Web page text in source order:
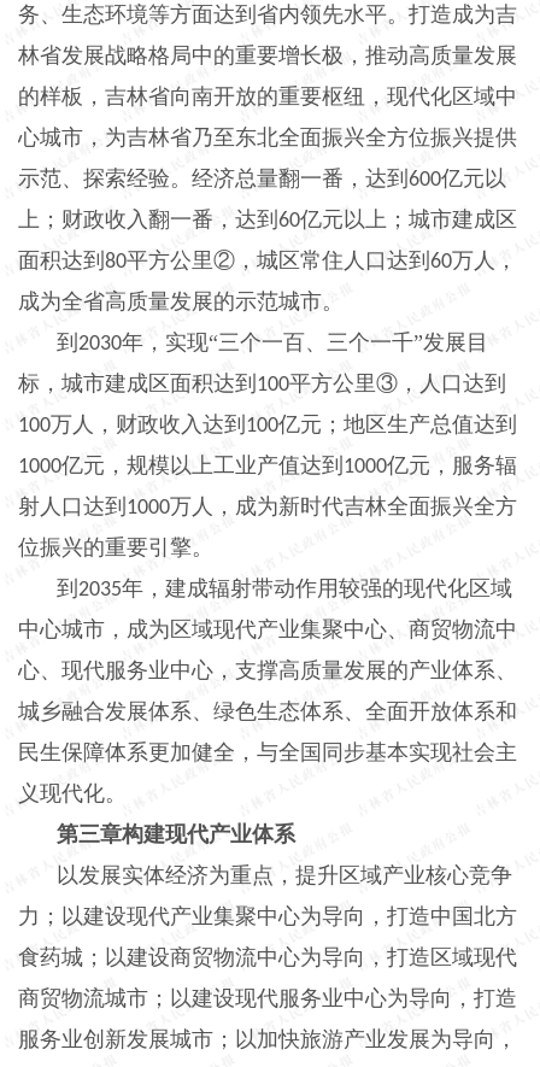
务、生态环境等方面达到省内领先水平。打造成为吉
林省发展战略格局中的重要增长极，推动高质量发展
的样板，吉林省向南开放的重要枢纽，现代化区域中
心城市，为吉林省乃至东北全面振兴全方位振兴提供
示范、探索经验。经济总量翻一番，达到 600亿元以
上；财政收入翻一番，达到 60亿元以上；城市建成区
面积达到 80平方公里②，城区常住人口达到 60万人，
成为全省高质量发展的示范城市。
到 2030年，实现“三个一百、三个一千”发展目
标，城市建成区面积达到 100平方公里③，人口达到
100万人，财政收入达到 100亿元；地区生产总值达到
1000亿元，规模以上工业产值达到 1000亿元，服务辐
射人口达到 1000万人，成为新时代吉林全面振兴全方
位振兴的重要引擎。
到 2035年，建成辐射带动作用较强的现代化区域
中心城市，成为区域现代产业集聚中心、商贸物流中
心、现代服务业中心，支撑高质量发展的产业体系、
城乡融合发展体系、绿色生态体系、全面开放体系和
民生保障体系更加健全，与全国同步基本实现社会主
义现代化。
第三章构建现代产业体系
以发展实体经济为重点，提升区域产业核心竞争
力；以建设现代产业集聚中心为导向，打造中国北方
食药城；以建设商贸物流中心为导向，打造区域现代
商贸物流城市；以建设现代服务业中心为导向，打造
服务业创新发展城市；以加快旅游产业发展为导向，